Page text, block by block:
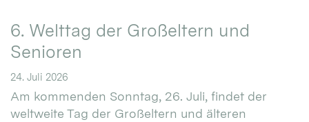
6. Welttag der Großeltern und
Senioren
24. Juli 2026
Am kommenden Sonntag, 26. Juli, findet der
weltweite Tag der Großeltern und älteren